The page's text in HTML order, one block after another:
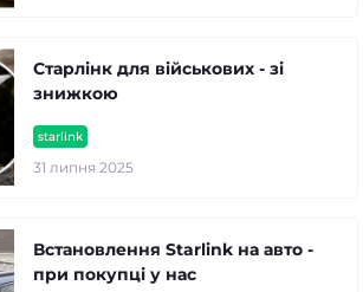
starlink
31 липня 2025
Старлінк для військових - зі
знижкою
Встановлення Starlink на авто -
при покупці у нас